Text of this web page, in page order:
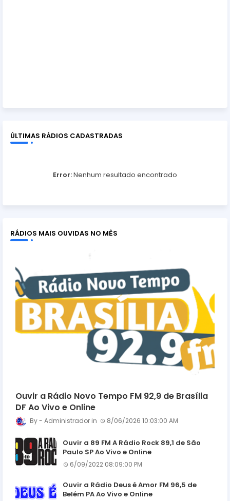
ÚLTIMAS RÁDIOS CADASTRADAS
Error:Nenhum resultado encontrado
RÁDIOS MAIS OUVIDAS NO MÊS
Ouvir a Rádio Novo Tempo FM 92,9 de Brasília
DF Ao Vivo e Online
Administrador 8/06/2026 10:03:00 AM
Ouvir a 89 FM A Rádio Rock 89,1 de São
Paulo SP Ao Vivo e Online
6/09/2022 08:09:00 PM
Ouvir a Rádio Deus é Amor FM 96,5 de
Belém PA Ao Vivo e Online